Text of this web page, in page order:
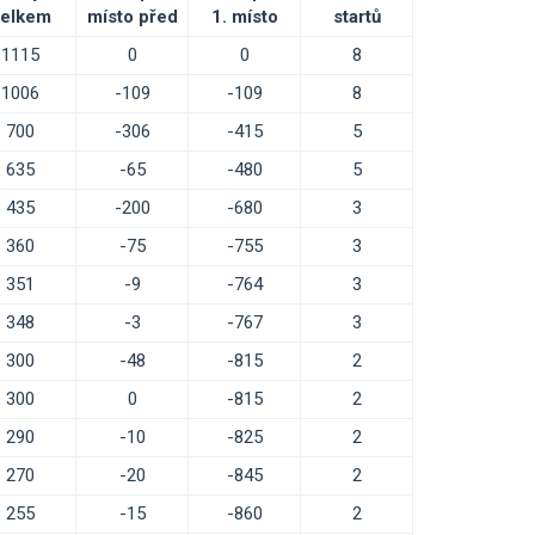
místo před
1. místo
startů
1115
0 0
8
1006
-109 -109
8
700
-306 -415
5
635
-65 -480
5
435
-200 -680
3
360
-75 -755
3
351
-9 -764
3
348
-3 -767
3
300
-48 -815
2
300
0 -815
2
290
-10 -825
2
270
-20 -845
2
255
-15 -860 2